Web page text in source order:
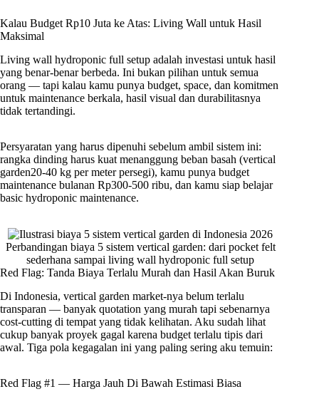
Kalau Budget Rp10 Juta ke Atas: Living Wall untuk Hasil
Maksimal
Living wall hydroponic full setup adalah investasi untuk hasil
yang benar-benar berbeda. Ini bukan pilihan untuk semua
orang — tapi kalau kamu punya budget, space, dan komitmen
untuk maintenance berkala, hasil visual dan durabilitasnya
tidak tertandingi.
Persyaratan yang harus dipenuhi sebelum ambil sistem ini:
rangka dinding harus kuat menanggung beban basah (vertical
garden20-40 kg per meter persegi), kamu punya budget
maintenance bulanan Rp300-500 ribu, dan kamu siap belajar
basic hydroponic maintenance.
Perbandingan biaya 5 sistem vertical garden: dari pocket felt
sederhana sampai living wall hydroponic full setup
Red Flag: Tanda Biaya Terlalu Murah dan Hasil Akan Buruk
Di Indonesia, vertical garden market-nya belum terlalu
transparan — banyak quotation yang murah tapi sebenarnya
cost-cutting di tempat yang tidak kelihatan. Aku sudah lihat
cukup banyak proyek gagal karena budget terlalu tipis dari
awal. Tiga pola kegagalan ini yang paling sering aku temuin:
Red Flag #1 — Harga Jauh Di Bawah Estimasi Biasa